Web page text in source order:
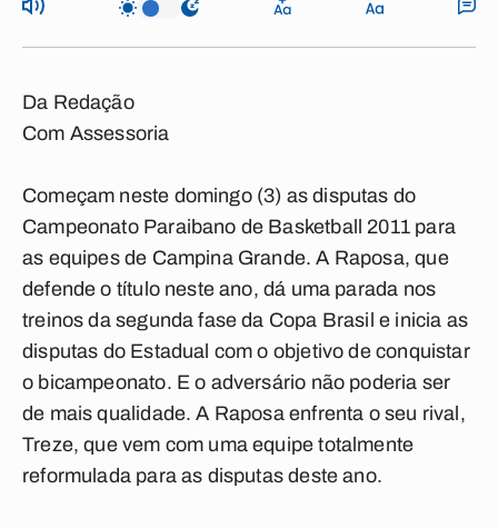
Da Redação
Com Assessoria
Começam neste domingo (3) as disputas do
Campeonato Paraibano de Basketball 2011 para
as equipes de Campina Grande. A Raposa, que
defende o título neste ano, dá uma parada nos
treinos da segunda fase da Copa Brasil e inicia as
disputas do Estadual com o objetivo de conquistar
o bicampeonato. E o adversário não poderia ser
de mais qualidade. A Raposa enfrenta o seu rival,
Treze, que vem com uma equipe totalmente
reformulada para as disputas deste ano.